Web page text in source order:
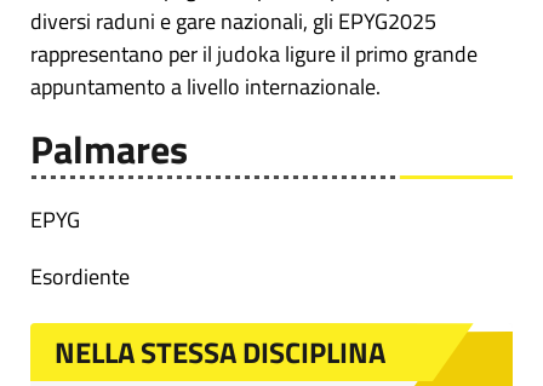
diversi raduni e gare nazionali, gli EPYG2025
rappresentano per il judoka ligure il primo grande
appuntamento a livello internazionale.
Palmares
EPYG
Esordiente
NELLA STESSA DISCIPLINA